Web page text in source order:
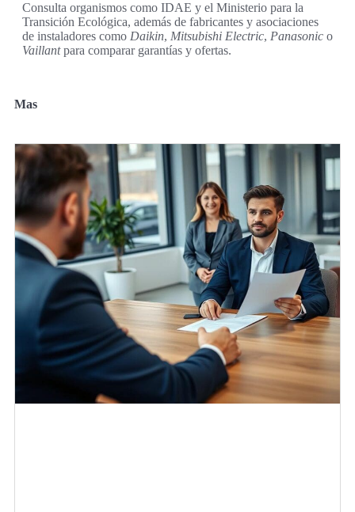
Consulta organismos como IDAE y el Ministerio para la
Transición Ecológica, además de fabricantes y asociaciones
de instaladores como Daikin, Mitsubishi Electric, Panasonic o
Vaillantpara comparar garantías y ofertas.
Mas